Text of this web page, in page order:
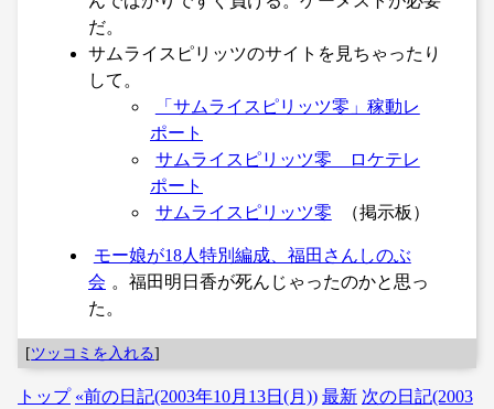
だ。
サムライスピリッツのサイトを見ちゃったり
して。
「サムライスピリッツ零」稼動レ
ポート
サムライスピリッツ零 ロケテレ
ポート
サムライスピリッツ零
（掲示板）
モー娘が18人特別編成、福田さんしのぶ
会 。福田明日香が死んじゃったのかと思っ
た。
[ツッコミを入れる]
トップ «前の日記(2003年10月13日(月)) 最新 次の日記(2003